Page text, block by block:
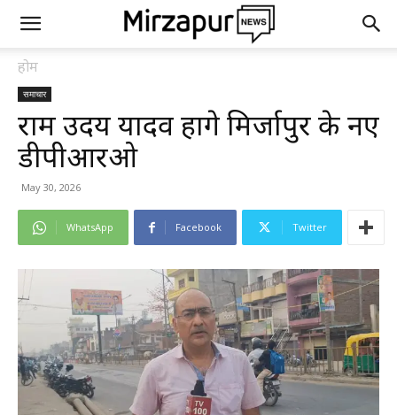
होम
समाचार
राम उदय यादव होंगे मिर्जापुर के नए
डीपीआरओ
May 30, 2026
WhatsApp Facebook Twitter